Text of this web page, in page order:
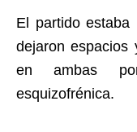
El partido estaba
dejaron espacios
en ambas
esquizofrénica.